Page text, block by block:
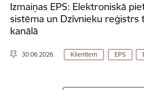
Izmaiņas EPS: Elektroniskā
sistēma un Dzīvnieku reģistrs
kanālā
30.06.2026. Klientiem EPS